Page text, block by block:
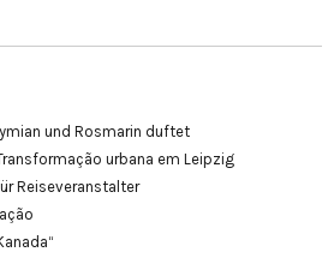
und Rosmarin duftet
urbana em Leipzig
Reiseveranstalter